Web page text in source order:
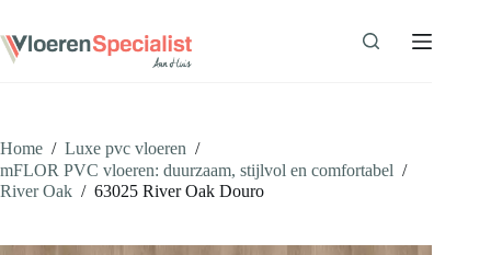
de
inhoud
Home / Luxe pvc vloeren /
mFLOR PVC vloeren: duurzaam, stijlvol en comfortabel /
River Oak / 63025 River Oak Douro